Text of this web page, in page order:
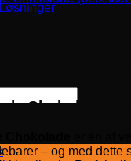
Chokolade
– og med dette